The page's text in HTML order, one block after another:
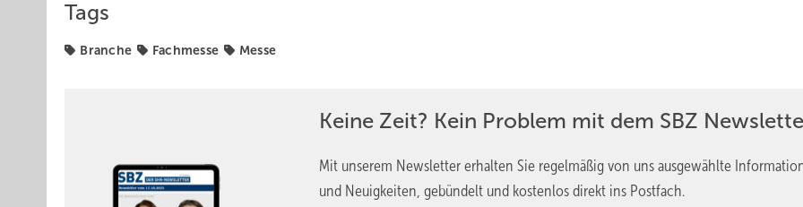
Tags
Branche Fachmesse Messe
Keine Zeit? Kein Problem mit dem SBZ
Mit unserem Newsletter erhalten Sie regelmäßig von uns ausgewählte
und Neuigkeiten, gebündelt und kostenlos direkt ins Postfach.